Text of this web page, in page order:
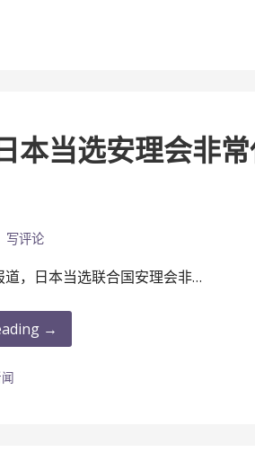
本当选安理会非
写评论
道，日本当选联合国安理会非…
→